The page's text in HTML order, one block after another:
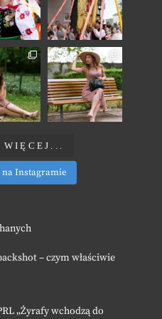
Instagramie
– czym właściwie
„Żyrafy wchodzą do